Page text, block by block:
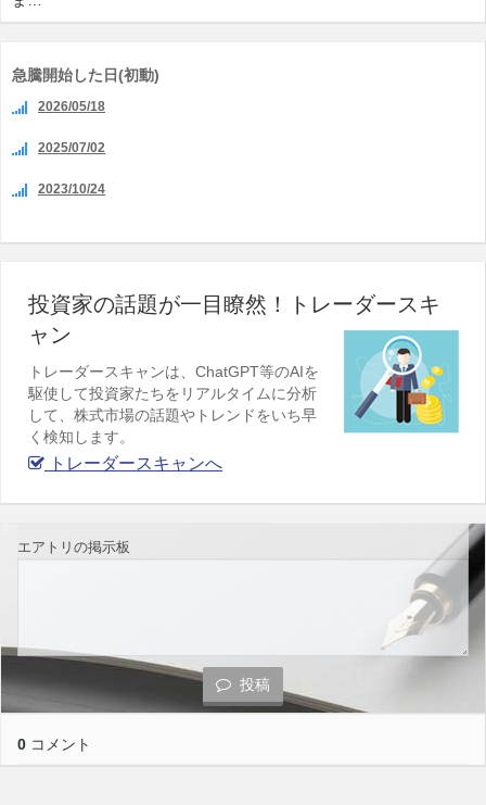
急騰開始した日(初動)
2026/05/18
2025/07/02
2023/10/24
投資家の話題が一目瞭然！トレーダースキ
ャン
トレーダースキャンは、ChatGPT等のAIを
駆使して投資家たちをリアルタイムに分析
して、株式市場の話題やトレンドをいち早
く検知します。
トレーダースキャンへ
エアトリの掲示板
投稿
0 コメント